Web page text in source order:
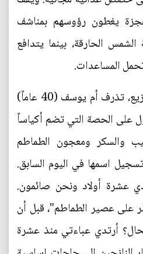
يغطون رؤوسهم بمناشف
الحارقة، بينما يتدافع
المساعدات.
وعلى مقربة من مكان التوزيع، تذرف أم يوسف (40 عاماً)
على الحصة التي تضم أكياساً
والسكر ومعجون الطماطم
اسمها في اليوم السابق.
أولاد ونحن صائمون.
على عصير الطماطم"، قبل أن
أرتدي عباءتي منذ عشرة